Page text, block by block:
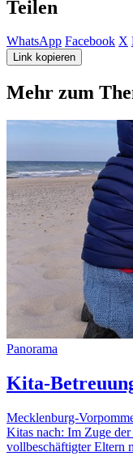
Teilen
WhatsApp Facebook X
Link kopieren
Mehr zum
Panorama
Kita-
Mecklenburg-
Kitas nach: Im Zuge
vollbeschäftigter Eltern